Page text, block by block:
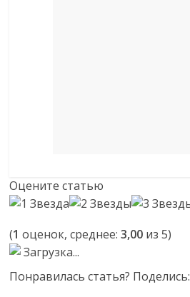
Оцените статью
(1 оценок, среднее:3,00 из 5)
Загрузка...
Понравилась статья? Поделись: